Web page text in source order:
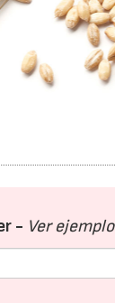
- Ver ejemplo